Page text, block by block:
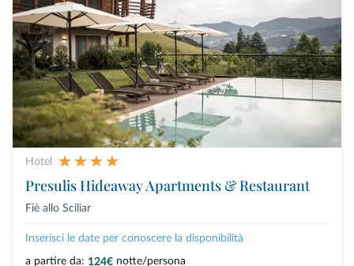
Hotel
Presulis Hideaway Apartments & Restaurant
Fiè allo Sciliar
Inserisci le date per conoscere la disponibilità
a partire da: 124€ notte/persona